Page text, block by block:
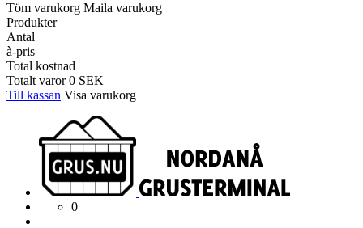
Töm varukorg Maila varukorg
Produkter
Antal
à-pris
Total kostnad
Totalt varor0 SEK
Till kassan Visa varukorg
0